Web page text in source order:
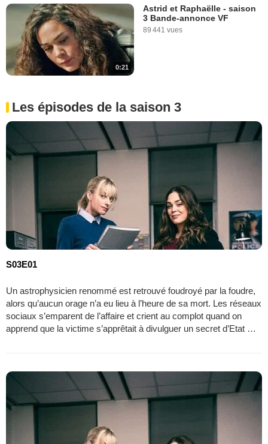
0:21
Astrid et Raphaëlle - saison
3 Bande-annonce VF
89 441 vues
Les épisodes de la saison 3
S03E01
Un astrophysicien renommé est retrouvé foudroyé par la foudre,
alors qu’aucun orage n’a eu lieu à l’heure de sa mort. Les réseaux
sociaux s’emparent de l’affaire et crient au complot quand on
apprend que la victime s’apprêtait à divulguer un secret d’Etat …